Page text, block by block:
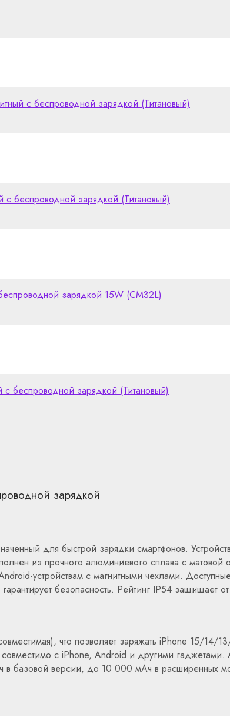
зарядкой
для быстрой зарядки смартфонов.
из прочного алюминиевого сплава с матовой
устройствам с магнитными чехлами.
безопасность. Рейтинг IP54 защищает
что позволяет заряжать iPhone 15/14/
с iPhone, Android и другими гаджетами.
в базовой версии, до 10 000 мАч в расширенных
с беспроводной зарядкой (Титановый)
беспроводной зарядкой (Титановый)
зарядкой 15W (CM32L)
беспроводной зарядкой (Титановый)